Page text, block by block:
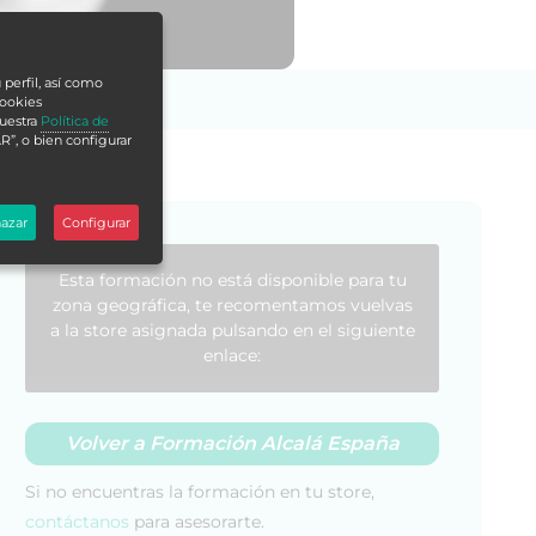
Esta formación no está disponible para tu
zona geográfica, te recomentamos vuelvas
a la store asignada pulsando en el siguiente
enlace:
Volver a Formación Alcalá España
Si no encuentras la formación en tu store,
contáctanos para asesorarte.
perfil, así como
Política de
o bien configurar
Configurar